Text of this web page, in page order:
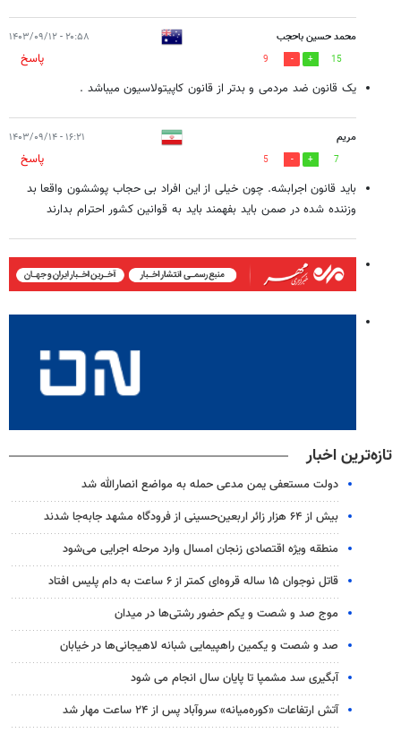
محمد حسین باحجب ۲۰:۵۸ - ۱۴۰۳/۰۹/۱۲
15
9
پاسخ
یک قانون ضد مردمی و بدتر از قانون کاپیتولاسیون میباشد .
مریم ۱۶:۲۱ - ۱۴۰۳/۰۹/۱۴
7
5
پاسخ
باید قانون اجرابشه. چون خیلی از این افراد بی حجاب پوششون واقعا بد
وزننده شده در صمن باید بفهمند باید به قوانین کشور احترام بدارند
تازه‌ترین اخبار
دولت مستعفی یمن مدعی حمله به مواضع انصارالله شد
بیش از ۶۴ هزار زائر اربعین‌حسینی از فرودگاه مشهد جابه‌جا شدند
منطقه ویژه اقتصادی زنجان امسال وارد مرحله اجرایی می‌شود
قاتل نوجوان ۱۵ ساله قروه‌ای کمتر از ۶ ساعت به دام پلیس افتاد
موج صد و شصت و یکم حضور رشتی‌ها در میدان
صد و شصت و یکمین راهپیمایی شبانه لاهیجانی‌ها در خیابان
آبگیری سد مشمپا تا پایان سال انجام می شود
آتش ارتفاعات «کوره‌میانه» سروآباد پس از ۲۴ ساعت مهار شد